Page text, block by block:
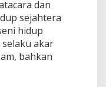
dan
sejahtera
hidup
akar
bahkan